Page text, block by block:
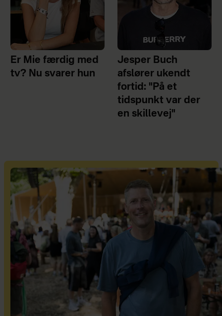
Er Mie færdig med
tv? Nu svarer hun
Jesper Buch
afslører ukendt
fortid: "På et
tidspunkt var der
en skillevej"